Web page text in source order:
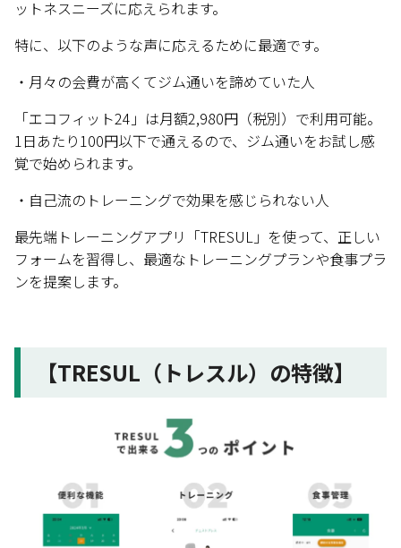
ットネスニーズに応えられます。
特に、以下のような声に応えるために最適です。
・月々の会費が高くてジム通いを諦めていた人
「エコフィット24」は月額2,980円（税別）で利用可能。
1日あたり100円以下で通えるので、ジム通いをお試し感
覚で始められます。
・自己流のトレーニングで効果を感じられない人
最先端トレーニングアプリ「TRESUL」を使って、正しい
フォームを習得し、最適なトレーニングプランや食事プラ
ンを提案します。
【TRESUL（トレスル）の特徴】